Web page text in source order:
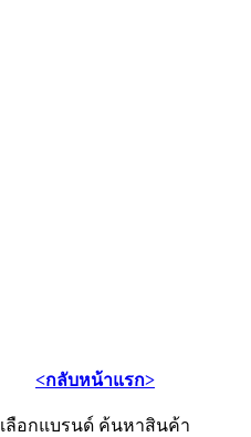
<กลับหน้าแรก>
เลือกแบรนด์ ค้นหาสินค้า